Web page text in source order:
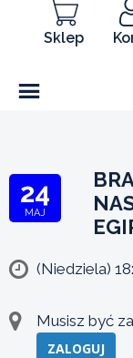
Sklep
24
MAJ
(Niedziela)
Musisz być
ZALOGUJ